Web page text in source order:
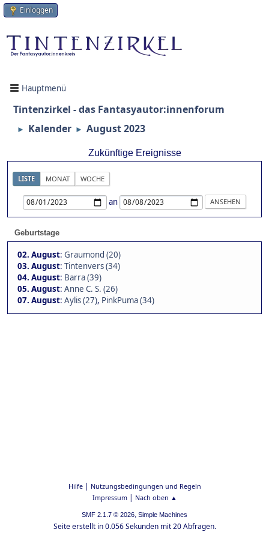
Einloggen
Hauptmenü
Tintenzirkel - das Fantasyautor:innenforum
► Kalender ► August 2023
Zukünftige Ereignisse
LISTE MONAT WOCHE
an
Geburtstage
02. August: Graumond (20)
03. August: Tintenvers (34)
04. August: Barra (39)
05. August: Anne C. S. (26)
07. August: Aylis (27), PinkPuma (34)
Hilfe| Nutzungsbedingungen und Regeln
Impressum| Nach oben ▲
SMF 2.1.7 © 2026, Simple Machines
Seite erstellt in 0.056 Sekunden mit 20 Abfragen.